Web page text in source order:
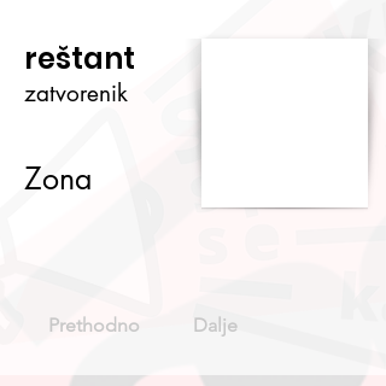
reštant
zatvorenik
Zona
Prethodno Dalje